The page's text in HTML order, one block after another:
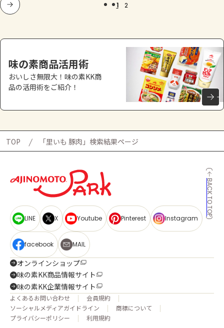
1 2
味の素商品活用術
おいしさ無限大！味の素KK商
品の活用術をご紹介！
TOP 「里いも 豚肉」検索結果ページ
BACK TO TOP
LINE X Youtube Pinterest Instagram
facebook MAIL
オンラインショップ
味の素KK商品情報サイト
味の素KK企業情報サイト
よくあるお問い合わせ
会員規約
ソーシャルメディアガイドライン
商標について
プライバシーポリシー
利用規約